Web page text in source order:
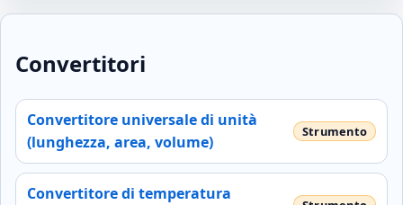
Convertitori
Convertitore universale di unità
(lunghezza, area, volume)
Convertitore di temperatura